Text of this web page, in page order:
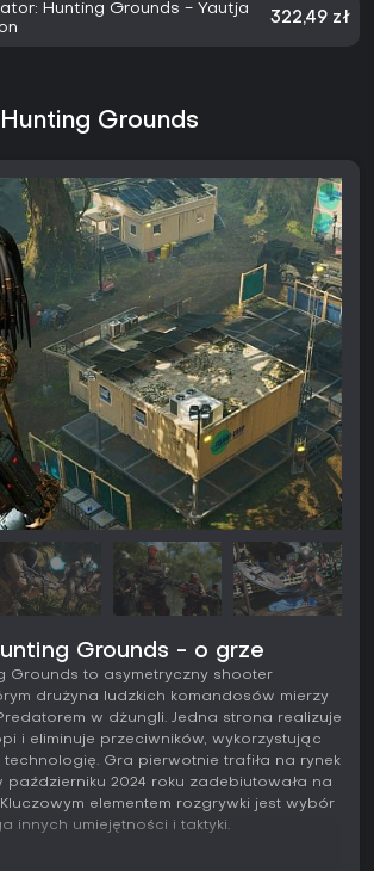
Hunting Grounds - Yautja
322,49 zł
Grounds
Grounds - o grze
Grounds to asymetryczny shooter
drużyna ludzkich komandosów mierzy
w dżungli. Jedna strona realizuje
i eliminuje przeciwników, wykorzystując
Gra pierwotnie trafiła na rynek
październiku 2024 roku zadebiutowała na
elementem rozgrywki jest wybór
innych umiejętności i taktyki.